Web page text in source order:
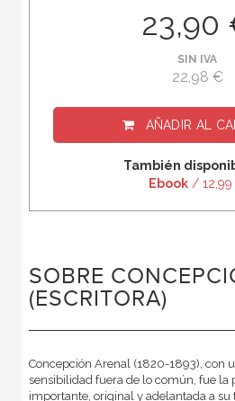
23,90
SIN IVA
22,98 €
AÑADIR AL
También
Ebook /
SOBRE
(ESCRITORA)
Concepción Arenal (1820-1893), con
sensibilidad fuera de lo común, fue la
importante, original y adelantada a